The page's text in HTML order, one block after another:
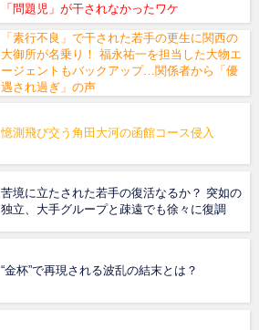
「問題児」が干されなかったワケ
「素行不良」で干された若手の更生に関西の
大御所が名乗り！ 福永祐一を担当した大物エ
ージェントもバックアップ…関係者から「優
遇され過ぎ」の声
憶測飛び交う角田大河の函館コース侵入
苦境に立たされた若手の復活なるか？ 突如の
独立、大手グループと疎遠でも徐々に復調
“金杯”で再現される波乱の結末とは？